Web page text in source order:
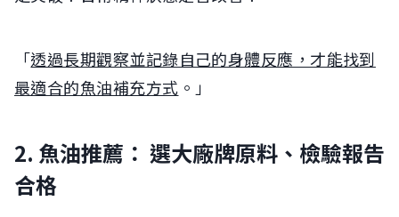
「透過長期觀察並記錄自己的身體反應，才能找到
最適合的魚油補充方式 。」
2. 魚油推薦： 選大廠牌原料、檢驗報告
合格